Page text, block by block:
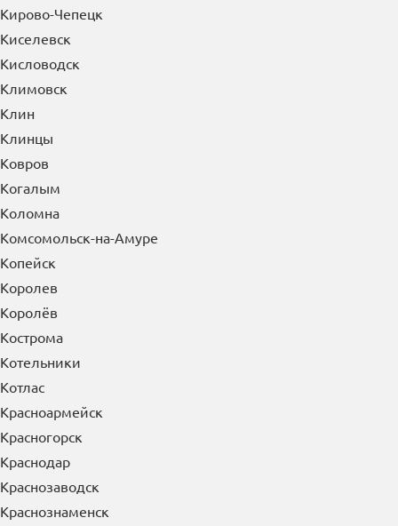
Кирово-Чепецк
Киселевск
Кисловодск
Климовск
Клин
Клинцы
Ковров
Когалым
Коломна
Комсомольск-на-Амуре
Копейск
Королев
Королёв
Кострома
Котельники
Котлас
Красноармейск
Красногорск
Краснодар
Краснозаводск
Краснознаменск